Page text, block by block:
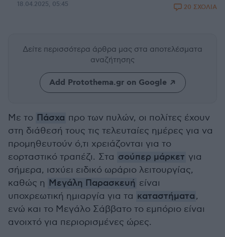
18.04.2025, 05:45 20 ΣΧΟΛΙΑ
Δείτε περισσότερα άρθρα μας στα αποτελέσματα
αναζήτησης
Add Protothema.gr on Google
Με το Πάσχα προ των πυλών, οι πολίτες έχουν
στη διάθεσή τους τις τελευταίες ημέρες για να
προμηθευτούν ό,τι χρειάζονται για το
εορταστικό τραπέζι. Στα σούπερ μάρκετ για
σήμερα, ισχύει ειδικό ωράριο λειτουργίας,
καθώς η Μεγάλη Παρασκευή είναι
υποχρεωτική ημιαργία για τα καταστήματα,
ενώ και το Μεγάλο Σάββατο το εμπόριο είναι
ανοιχτό για περιορισμένες ώρες.